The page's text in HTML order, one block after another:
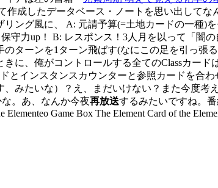
成したデータベース・ノートを思い出して
ング風に、 A: 元請予算(=土地カードの一種)
守力up！ B: レスポンス！3人月を以って「
ターンを1ターン飛ばす(なにこの足を引っ張
に、俺がコントロールする全てのClassカー
とインスタンスカウンターと参照カードを合
みたいな）？え、まだいけない？また今度
。あ、なんか今夜再放送するみたいですね。
Elementeo Game Box The Element Card of the